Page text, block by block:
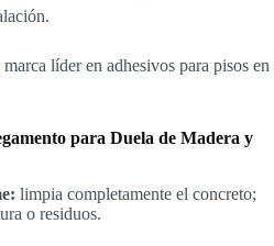
marca líder en adhesivos para pisos en
para Duela de Madera y
limpia completamente el concreto;
o residuos.